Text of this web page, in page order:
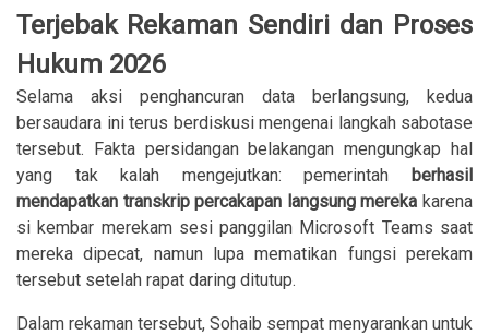
Terjebak Rekaman Sendiri dan Proses
Hukum 2026
Selama aksi penghancuran data berlangsung, kedua
bersaudara ini terus berdiskusi mengenai langkah sabotase
tersebut. Fakta persidangan belakangan mengungkap hal
yang tak kalah mengejutkan: pemerintah
berhasil
mendapatkan transkrip percakapan langsung mereka karena
si kembar merekam sesi panggilan Microsoft Teams saat
mereka dipecat, namun lupa mematikan fungsi perekam
tersebut setelah rapat daring ditutup.
Dalam rekaman tersebut, Sohaib sempat menyarankan untuk